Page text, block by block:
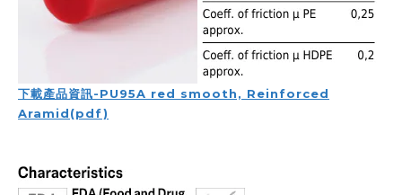
下載產品資訊-PU95A red smooth, Reinforced
Aramid(pdf)